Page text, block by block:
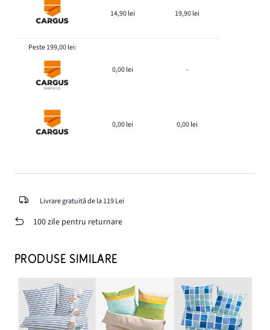
14,90 lei 19,90 lei
Peste 199,00 lei:
0,00 lei -
0,00 lei 0,00 lei
Livrare gratuită de la 119 Lei
100 zile pentru returnare
PRODUSE SIMILARE